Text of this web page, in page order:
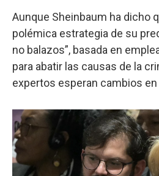
Aunque Sheinbaum ha dicho
polémica estrategia de su
no balazos”, basada en
para abatir las causas de la
expertos esperan cambios